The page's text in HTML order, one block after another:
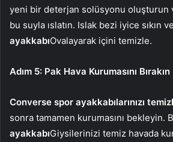
yeni bir deterjan solüsyonu oluşturun
bu suyla ıslatın. Islak bezi iyice sıkın ve
ayakkabıOvalayarak içini temizle.
Adım 5: Pak Hava Kurumasını Bırakın
Converse spor ayakkabılarınızı
sonra tamamen kurumasını bekleyin.
ayakkabıGiysilerinizi temiz havada